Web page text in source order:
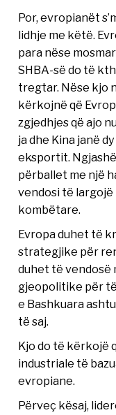
Por, evropianët
lidhje me këtë.
para nëse
SHBA-së do të
tregtar. Nëse kjo
kërkojnë që
zgjedhjes që ajo
ja dhe Kina janë
eksportit.
përballet me një
vendosi të
kombëtare.
Evropa duhet të
strategjike për
duhet të vendosë
gjeopolitike për
e Bashkuara
të saj.
Kjo do të kërkojë
industriale të
evropiane.
Përveç kësaj,